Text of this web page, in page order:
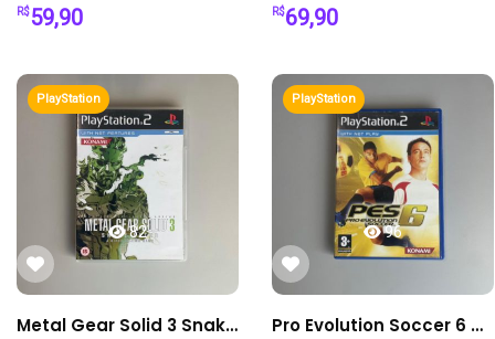
R$59,90 R$69,90
82
PlayStation
Metal Gear Solid 3 Snake Eater PS2 - Mídia Física
96
PlayStation
Pro Evolution Soccer 6 PS2 - Mídia Física